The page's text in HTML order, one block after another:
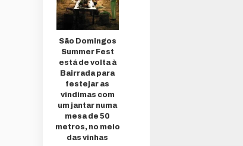
São Domingos
Summer Fest
está de volta à
Bairrada para
festejar as
vindimas com
um jantar numa
mesa de 50
metros, no meio
das vinhas